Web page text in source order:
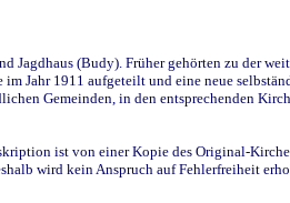
(Budy). Früher gehörten zu der
Jahr 1911 aufgeteilt und eine neue
Gemeinden, in den entsprechenden
ist von einer Kopie des Original-
wird kein Anspruch auf Fehlerfreiheit